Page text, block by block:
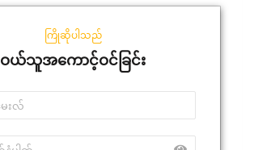
ကြိုဆိုပါသည်
ဝယ်သူအကောင့်ဝင်ခြင်း